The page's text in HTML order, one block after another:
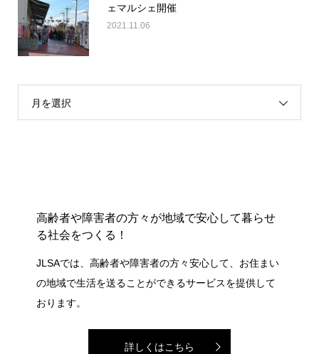
ェマルシェ開催
2021.11.06
月を選択
高齢者や障害者の方々が地域で安心して暮らせ
る社会をつくる！
JLSAでは、高齢者や障害者の方々安心して、お住まい
の地域で生活を送ることができるサービスを提供して
おります。
詳しくはこちら